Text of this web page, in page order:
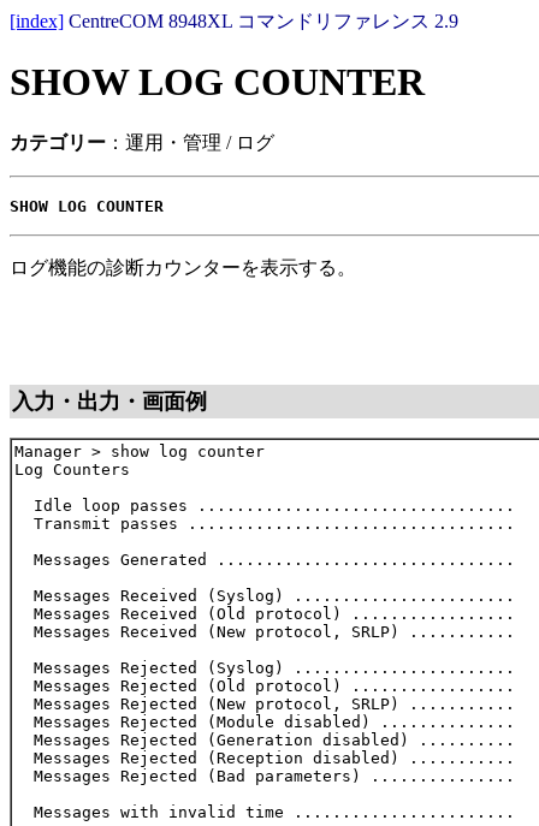
[index] CentreCOM 8948XL コマンドリファレンス 2.9
SHOW LOG COUNTER
カテゴリー ：運用・管理 / ログ
SHOW LOG COUNTER
ログ機能の診断カウンターを表示する。
入力・出力・画面例
Manager > show log counter
Log Counters
Idle loop passes .................................
Transmit passes ..................................
Messages Generated ...............................
Messages Received (Syslog) .......................
Messages Received (Old protocol) .................
Messages Received (New protocol, SRLP) ...........
Messages Rejected (Syslog) .......................
Messages Rejected (Old protocol) .................
Messages Rejected (New protocol, SRLP) ...........
Messages Rejected (Module disabled) ..............
Messages Rejected (Generation disabled) ..........
Messages Rejected (Reception disabled) ...........
Messages Rejected (Bad parameters) ...............
Messages with invalid time .......................